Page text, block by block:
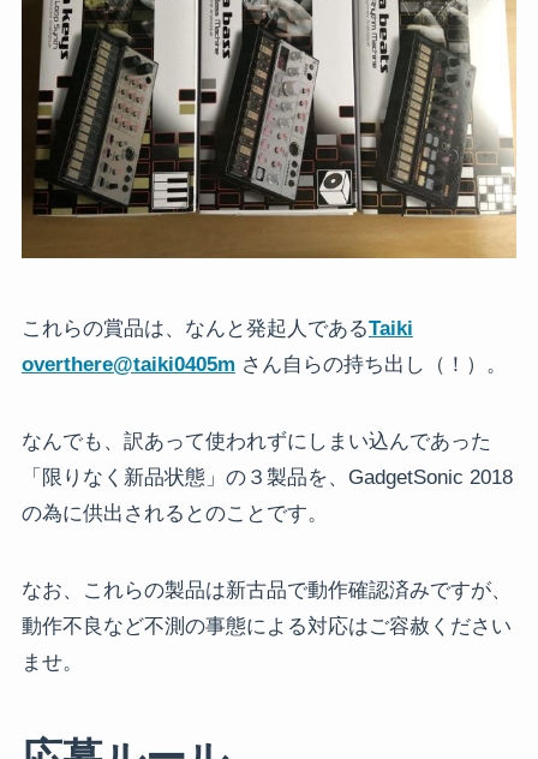
これらの賞品は、なんと発起人であるTaiki
overthere@taiki0405m さん自らの持ち出し（！）。
なんでも、訳あって使われずにしまい込んであった
「限りなく新品状態」の３製品を、GadgetSonic 2018
の為に供出されるとのことです。
なお、これらの製品は新古品で動作確認済みですが、
動作不良など不測の事態による対応はご容赦ください
ませ。